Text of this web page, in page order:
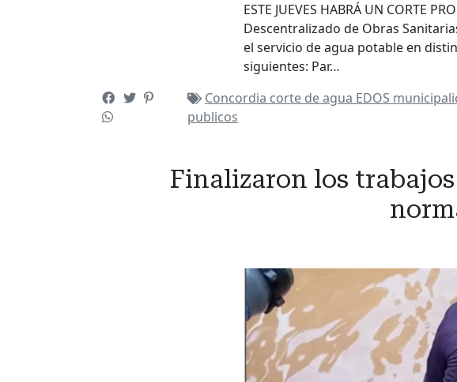
ESTE JUEVES HABRÁ UN CORTE
Descentralizado de Obras
el servicio de agua potable en
siguientes: Par…
Concordia corte de agua EDOS
publicos
Finalizaron los